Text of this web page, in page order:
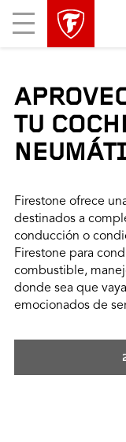
Mobile
Menu
TU
Firestone ofrece
destinados a
conducción o
Firestone para
combustible,
donde sea que
emocionados de